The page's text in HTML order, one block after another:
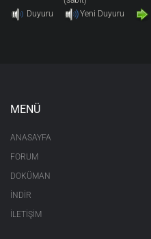
Duyuru
Yeni Duyuru
MENÜ
ANASAYFA
FORUM
DOKÜMAN
İNDİR
İLETİŞİM